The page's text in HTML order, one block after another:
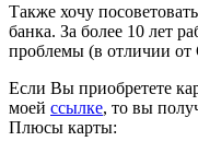
Также хочу
банка. За более 10 лет
проблемы (в отличии от
Если Вы приобретете
моей ссылке, то вы
Плюсы карты: